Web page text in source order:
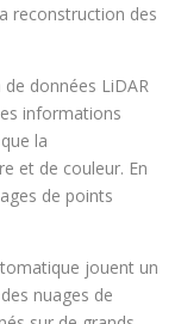
reconstruction des
données LiDAR
informations
la
et de couleur. En
de points
jouent un
nuages de